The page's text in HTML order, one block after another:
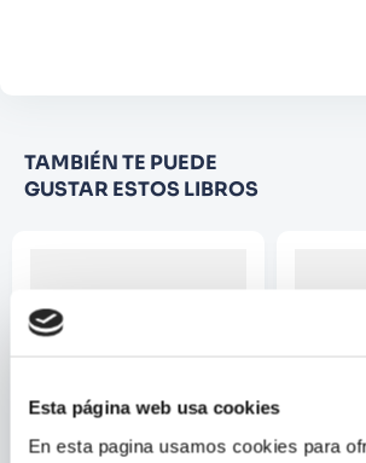
Esta página web usa cookies
En esta pagina usamos cookies para
Califique el producto de 1
estrellas
Escribir comentario
TAMBIÉN TE PUEDE
GUSTAR ESTOS LIBROS